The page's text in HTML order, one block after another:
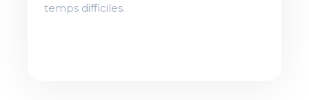
temps difficiles.